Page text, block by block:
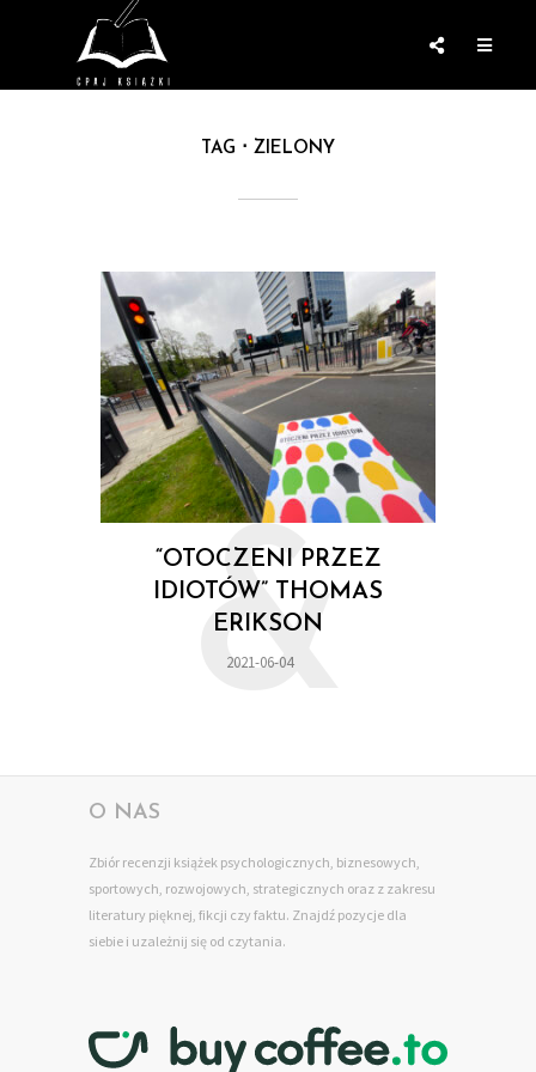
TAG ZIELONY
“OTOCZENI PRZEZ
IDIOTÓW” THOMAS
ERIKSON
2021-06-04
&
O NAS
Zbiór recenzji książek psychologicznych, biznesowych,
sportowych, rozwojowych, strategicznych oraz z zakresu
literatury pięknej, fikcji czy faktu. Znajdź pozycje dla
siebie i uzależnij się od czytania.